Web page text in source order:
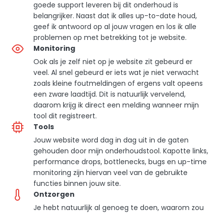
goede support leveren bij dit onderhoud is
belangrijker. Naast dat ik alles up-to-date houd,
geef ik antwoord op al jouw vragen en los ik alle
problemen op met betrekking tot je website.
Monitoring
Ook als je zelf niet op je website zit gebeurd er
veel. Al snel gebeurd er iets wat je niet verwacht
zoals kleine foutmeldingen of ergens valt opeens
een zware laadtijd. Dit is natuurlijk vervelend,
daarom krijg ik direct een melding wanneer mijn
tool dit registreert.
Tools
Jouw website word dag in dag uit in de gaten
gehouden door mijn onderhoudstool. Kapotte links,
performance drops, bottlenecks, bugs en up-time
monitoring zijn hiervan veel van de gebruikte
functies binnen jouw site.
Ontzorgen
Je hebt natuurlijk al genoeg te doen, waarom zou